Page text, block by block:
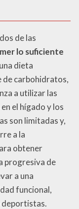
de las
lo suficiente
dieta
de carbohidratos,
a utilizar las
el hígado y los
son limitadas y,
a la
obtener
progresiva de
a una
funcional,
deportistas.